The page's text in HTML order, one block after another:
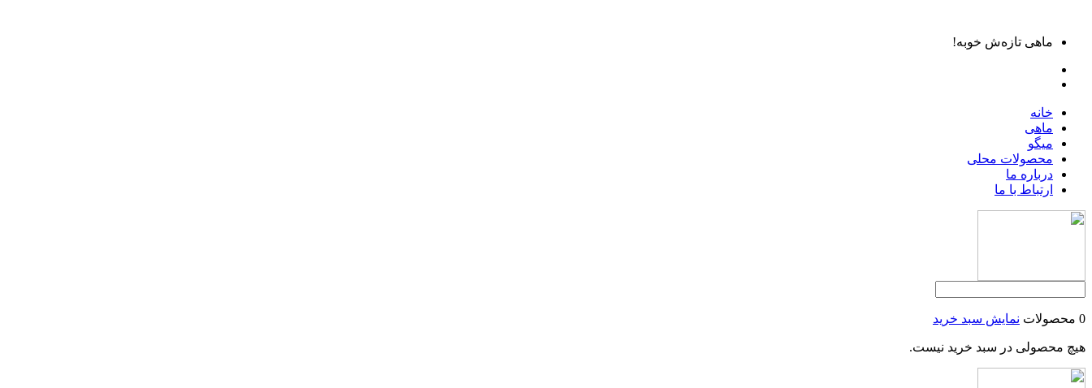
ماهی تازه‌ش خوبه!
خانه
ماهی
میگو
محصولات محلی
درباره ما
ارتباط با ما
0 محصولات نمایش سبد خرید
هیچ محصولی در سبد خرید نیست.